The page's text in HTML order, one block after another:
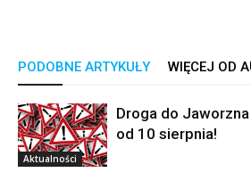
PODOBNE ARTYKUŁY WIĘCEJ OD
Aktualności
Droga do
od 10 sierpnia!